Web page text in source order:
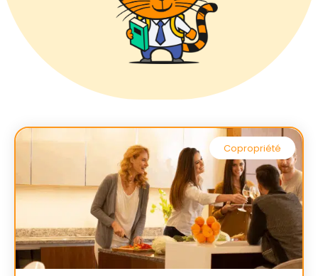
Copropriété